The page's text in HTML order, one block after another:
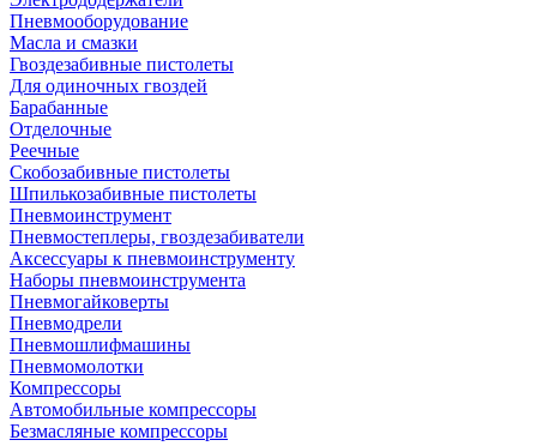
Пневмооборудование
Масла и смазки
Гвоздезабивные пистолеты
Для одиночных гвоздей
Барабанные
Отделочные
Реечные
Скобозабивные пистолеты
Шпилькозабивные пистолеты
Пневмоинструмент
Пневмостеплеры, гвоздезабиватели
Аксессуары к пневмоинструменту
Наборы пневмоинструмента
Пневмогайковерты
Пневмодрели
Пневмошлифмашины
Пневмомолотки
Компрессоры
Автомобильные компрессоры
Безмасляные компрессоры